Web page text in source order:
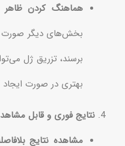
هماهنگ کردن
بخش‌های دیگر صورت
برسند، تزریق ژل
بهتری در صورت ایجاد
نتایج فوری و قابل
مشاهده نتایج